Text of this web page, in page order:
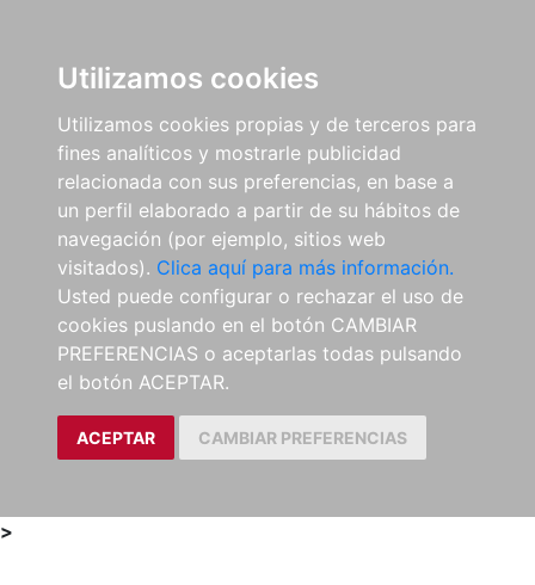
Utilizamos cookies
Utilizamos cookies propias y de terceros para
fines analíticos y mostrarle publicidad
relacionada con sus preferencias, en base a
un perfil elaborado a partir de su hábitos de
navegación (por ejemplo, sitios web
visitados). Clica aquí para más información.
Usted puede configurar o rechazar el uso de
cookies puslando en el botón CAMBIAR
PREFERENCIAS o aceptarlas todas pulsando
el botón ACEPTAR.
ACEPTAR CAMBIAR PREFERENCIAS
>